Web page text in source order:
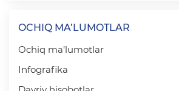
OCHIQ MA’LUMOTLAR
Ochiq ma’lumotlar
Infografika